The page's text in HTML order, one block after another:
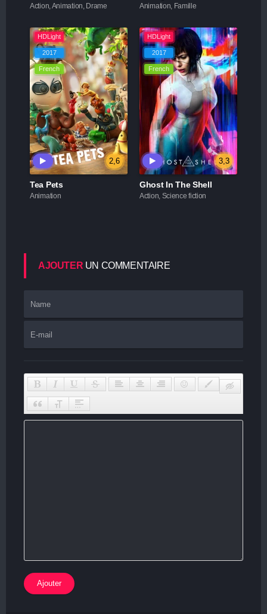
Action, Animation, Drame Animation, Famille
HDLight
2017
French
2,6
Tea Pets
Animation
HDLight
2017
French
3,3
Ghost In The Shell
Action, Science fiction
AJOUTER UN COMMENTAIRE
Ajouter